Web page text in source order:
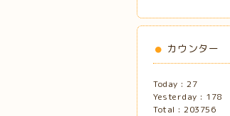
カウンター
Today : 27
Yesterday : 178
Total : 203756